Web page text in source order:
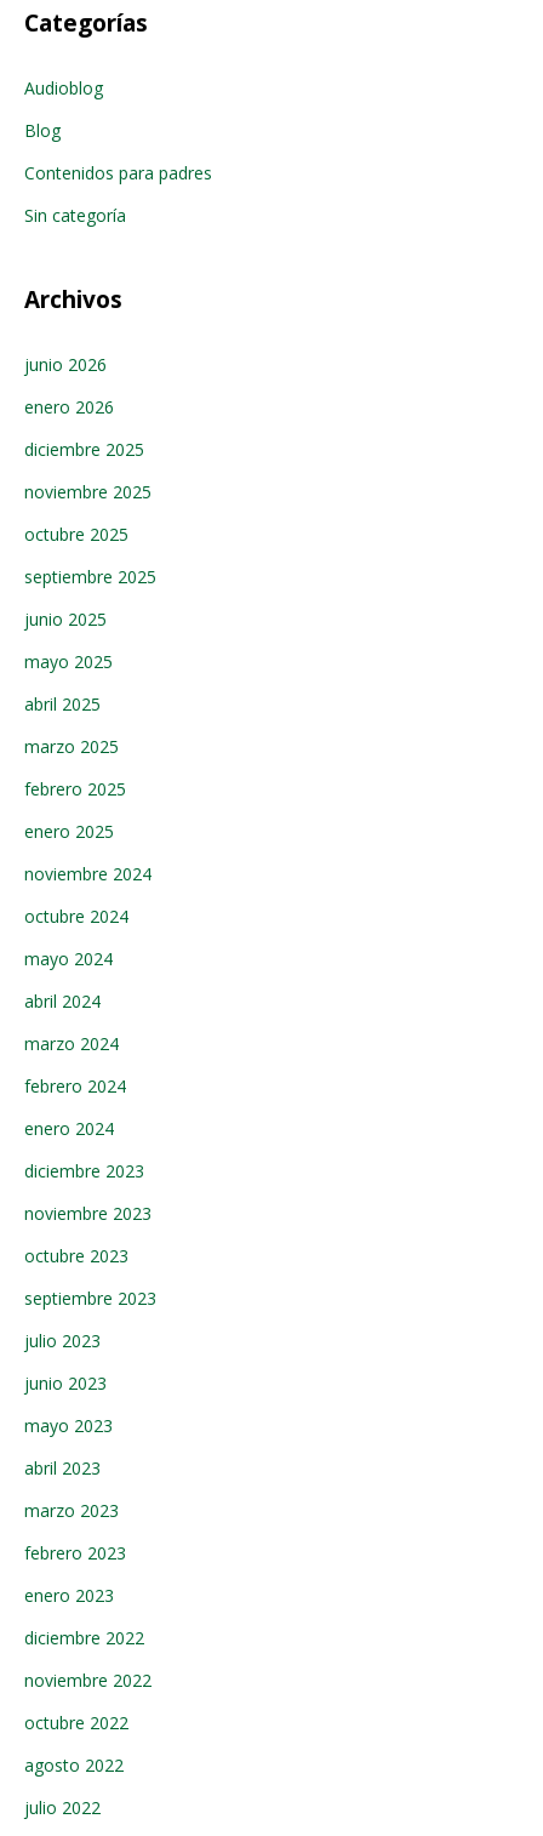
Categorías
Audioblog
Blog
Contenidos para padres
Sin categoría
Archivos
junio 2026
enero 2026
diciembre 2025
noviembre 2025
octubre 2025
septiembre 2025
junio 2025
mayo 2025
abril 2025
marzo 2025
febrero 2025
enero 2025
noviembre 2024
octubre 2024
mayo 2024
abril 2024
marzo 2024
febrero 2024
enero 2024
diciembre 2023
noviembre 2023
octubre 2023
septiembre 2023
julio 2023
junio 2023
mayo 2023
abril 2023
marzo 2023
febrero 2023
enero 2023
diciembre 2022
noviembre 2022
octubre 2022
agosto 2022
julio 2022